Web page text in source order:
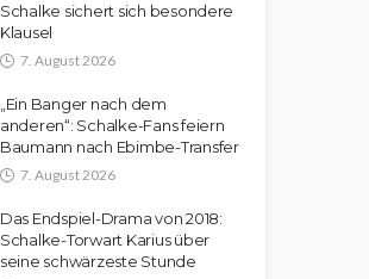
Schalke sichert sich besondere
Klausel
7. August 2026
„Ein Banger nach dem
anderen“: Schalke-Fans feiern
Baumann nach Ebimbe-Transfer
7. August 2026
Das Endspiel-Drama von 2018:
Schalke-Torwart Karius über
seine schwärzeste Stunde